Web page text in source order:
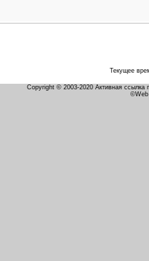
Текущее
Copyright © 2003-2020 Активная ссылка